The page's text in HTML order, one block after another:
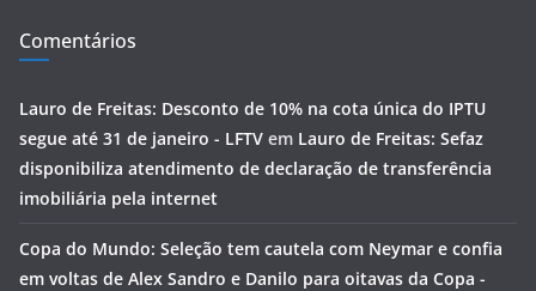
Comentários
Lauro de Freitas: Desconto de 10% na cota única do IPTU
segue até 31 de janeiro - LFTV em Lauro de Freitas: Sefaz
disponibiliza atendimento de declaração de transferência
imobiliária pela internet
Copa do Mundo: Seleção tem cautela com Neymar e confia
em voltas de Alex Sandro e Danilo para oitavas da Copa -